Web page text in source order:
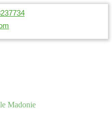
Madonie